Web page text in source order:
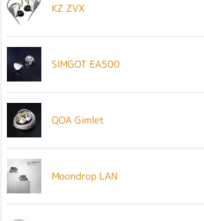
KZ ZVX
SIMGOT EA500
QOA Gimlet
Moondrop LAN